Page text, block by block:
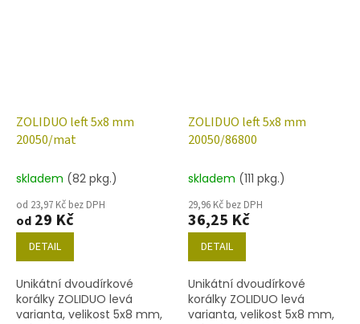
ZOLIDUO left 5x8 mm
20050/mat
skladem (82 pkg.)
od 23,97 Kč bez DPH
od 29 Kč
DETAIL
Unikátní dvoudírkové
korálky ZOLIDUO levá
varianta, velikost 5x8 mm,
ZOLIDUO left 5x8 mm
20050/86800
skladem (111 pkg.)
29,96 Kč bez DPH
36,25 Kč
DETAIL
Unikátní dvoudírkové
korálky ZOLIDUO levá
varianta, velikost 5x8 mm,